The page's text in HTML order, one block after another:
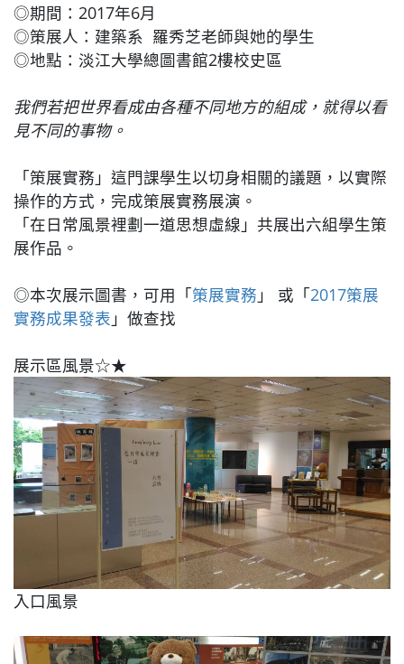
◎期間：2017年6月
◎策展人：建築系 羅秀芝老師與她的學生
◎地點：淡江大學總圖書館2樓校史區
我們若把世界看成由各種不同地方的組成，就得以看
見不同的事物。
「策展實務」這門課學生以切身相關的議題，以實際
操作的方式，完成策展實務展演。
「在日常風景裡劃一道思想虛線」共展出六組學生策
展作品。
◎本次展示圖書，可用「策展實務 」 或「2017策展
實務成果發表 」做查找
展示區風景☆★
入口風景